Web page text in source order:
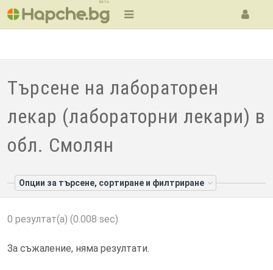
BETA
Търсене на лабораторен
лекар (лабораторни лекари) в
обл. Смолян
Опции за търсене, сортиране и филтриране
0 резултат(а) (0.008 sec)
За съжаление, няма резултати.